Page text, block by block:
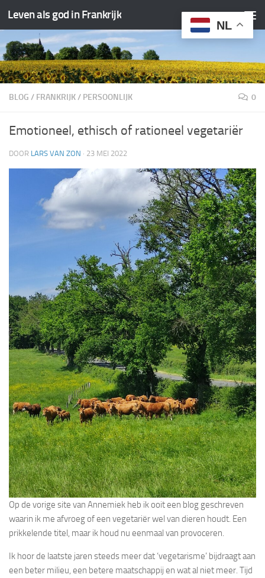
Doorgaan naar inhoud
Leven als god in Frankrijk
BLOG / FRANKRIJK/ PERSOONLIJK 0
Emotioneel, ethisch of rationeel vegetariër
DOOR LARS VAN ZON · 23 MEI 2022
Op de vorige site van Annemiek heb ik ooit een blog geschreven
waarin ik me afvroeg of een vegetariër wel van dieren houdt. Een
prikkelende titel, maar ik houd nu eenmaal van provoceren.
Ik hoor de laatste jaren steeds meer dat ‘vegetarisme’ bijdraagt aan
een beter milieu, een betere maatschappij en wat al niet meer. Tijd
NL